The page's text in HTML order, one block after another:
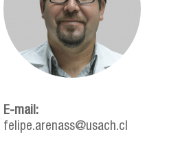
E-mail:
felipe.arenass@usach.cl